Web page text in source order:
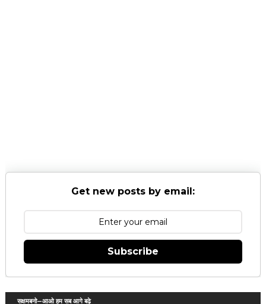
Get new posts by email:
Subscribe
सक्षमबनो—आओ हम सब आगे बढ़े